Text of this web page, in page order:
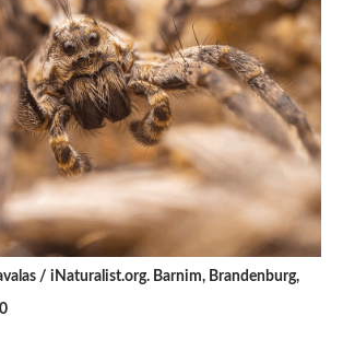
/ iNaturalist.org. Barnim, Brandenburg,